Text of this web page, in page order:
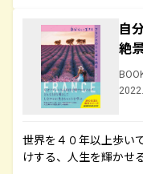
自
絶
世界を４０年以上歩い
けする、人生を輝かせ